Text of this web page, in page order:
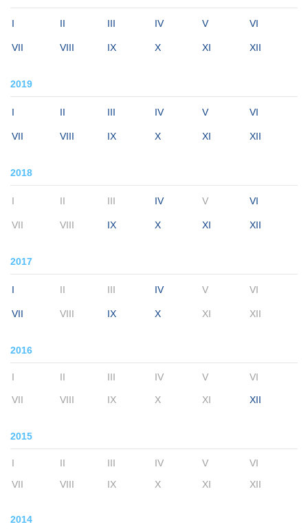
I II III IV V VI
VII VIII IX X XI XII
2019
I II III IV V VI
VII VIII IX X XI XII
2018
I II III IV V VI
VII VIII IX X XI XII
2017
I II III IV V VI
VII VIII IX X XI XII
2016
I II III IV V VI
VII VIII IX X XI XII
2015
I II III IV V
VI
VII
VIII IX X XI XII
2014